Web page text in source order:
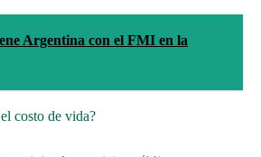
Argentina con el FMI en la
costo de vida?